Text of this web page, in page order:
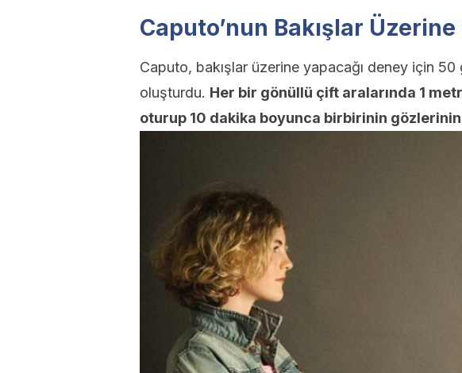
Caputo’nun Bakışlar Üzerine
Caputo, bakışlar üzerine yapacağı deney için
oluşturdu. Her bir gönüllü çift aralarında 1
oturup 10 dakika boyunca birbirinin gözlerinin